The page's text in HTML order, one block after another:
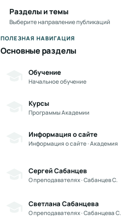
Разделы и темы
Выберите направление публикаций
ПОЛЕЗНАЯ НАВИГАЦИЯ
Основные разделы
Обучение
Начальное обучение
Курсы
Программы Академии
Информация о сайте
Информация о сайте · Академия
Сергей Сабанцев
О преподавателях · Сабанцев С.
Светлана Сабанцева
О преподавателях · Сабанцева С.